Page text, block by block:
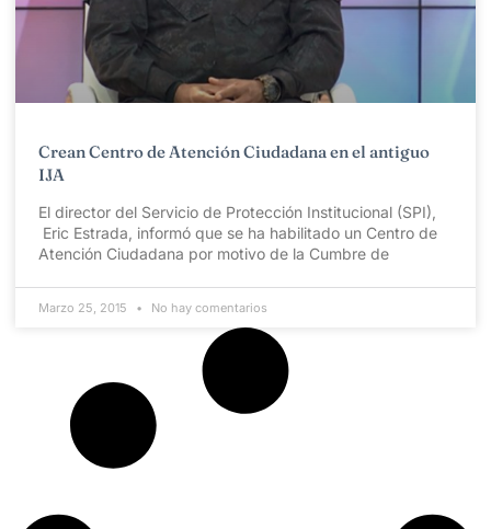
Crean Centro de Atención Ciudadana en el antiguo
IJA
El director del Servicio de Protección Institucional (SPI),
Eric Estrada, informó que se ha habilitado un Centro de
Atención Ciudadana por motivo de la Cumbre de
Marzo 25, 2015 No hay comentarios